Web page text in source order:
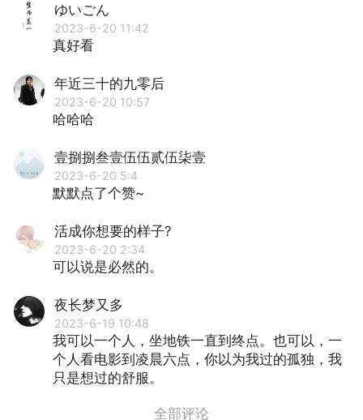
ゆいごん
2023-6-20 11:42
真好看
年近三十的九零后
2023-6-20 10:57
哈哈哈
壹捌捌叁壹伍伍贰伍柒壹
2023-6-20 5:4
默默点了个赞~
活成你想要的样子?
2023-6-20 2:34
可以说是必然的。
夜长梦又多
2023-6-19 10:48
我可以一个人，坐地铁一直到终点。也可以，一
个人看电影到凌晨六点，你以为我过的孤独，我
只是想过的舒服。
全部评论